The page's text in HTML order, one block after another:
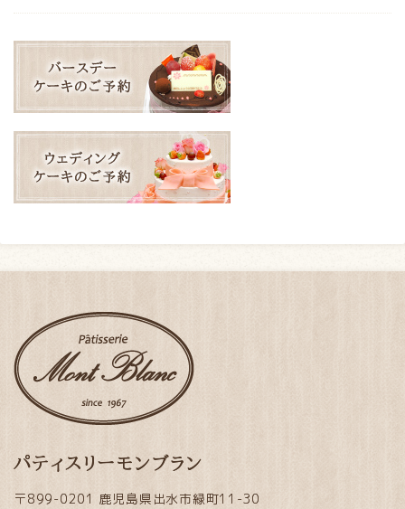
パティスリーモンブラン
〒899-0201 鹿児島県出水市緑町11-30